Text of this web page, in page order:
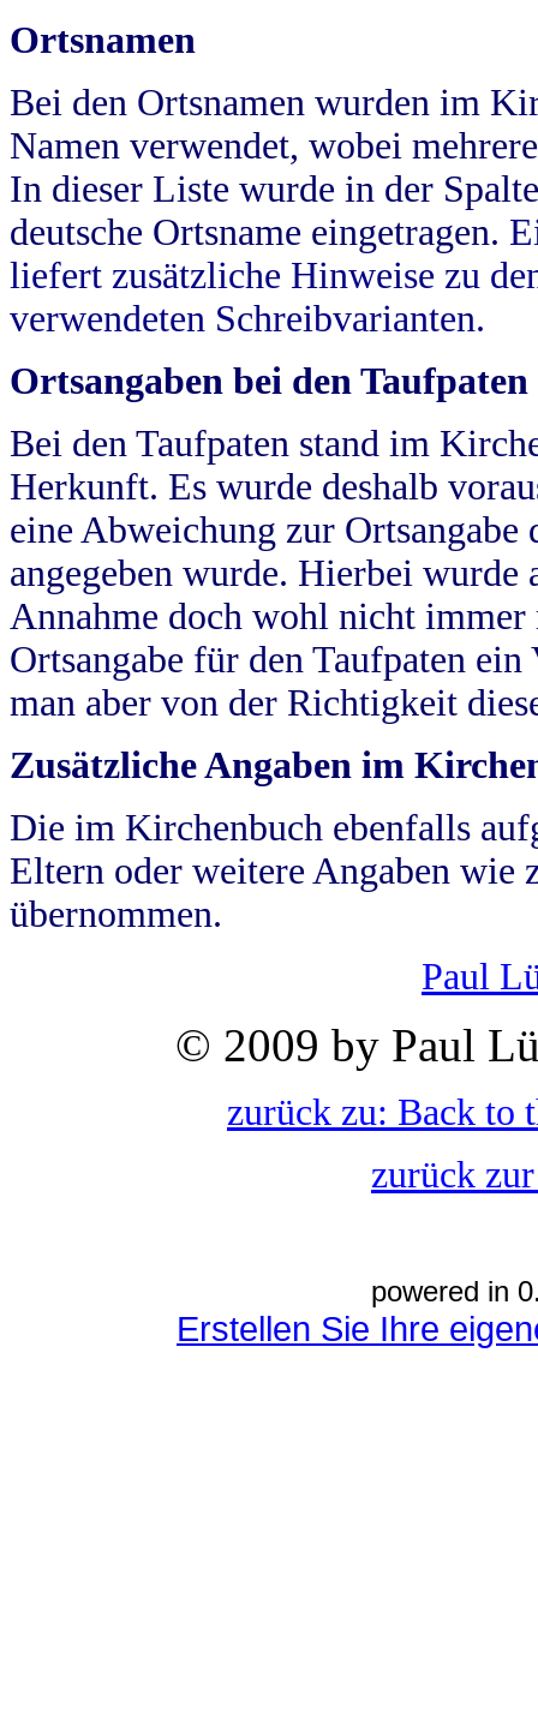
Ortsnamen
Bei den Ortsnamen wurden im
Namen verwendet, wobei
In dieser Liste wurde in der
deutsche Ortsname eingetragen.
liefert zusätzliche Hinweise zu
verwendeten Schreibvarianten.
Ortsangaben bei den Taufpaten
Bei den Taufpaten stand im
Herkunft. Es wurde deshalb
eine Abweichung zur
angegeben wurde. Hierbei wurde
Annahme doch wohl nicht
Ortsangabe für den Taufpaten
man aber von der Richtigkeit
Zusätzliche Angaben im
Die im Kirchenbuch ebenfalls
Eltern oder weitere Angaben wie
übernommen.
Paul
© 2009 by Paul
zurück zu: Back to
zurück
powered in
Erstellen Sie Ihre